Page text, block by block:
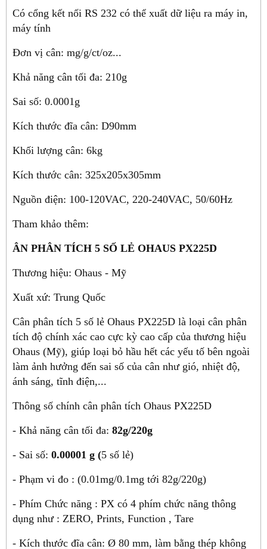
Có cổng kết nối RS 232 có thể xuất dữ liệu ra máy in,
máy tính
Đơn vị cân: mg/g/ct/oz...
Khả năng cân tối đa: 210g
Sai số: 0.0001g
Kích thước đĩa cân: D90mm
Khối lượng cân: 6kg
Kích thước cân: 325x205x305mm
Nguồn điện: 100-120VAC, 220-240VAC, 50/60Hz
Tham khảo thêm:
ÂN PHÂN TÍCH 5 SỐ LẺ OHAUS PX225D
Thương hiệu: Ohaus - Mỹ
Xuất xứ: Trung Quốc
Cân phân tích 5 số lẻ Ohaus PX225D là loại cân phân
tích độ chính xác cao cực kỳ cao cấp của thương hiệu
Ohaus (Mỹ), giúp loại bỏ hầu hết các yếu tố bên ngoài
làm ảnh hưởng đến sai số của cân như gió, nhiệt độ,
ánh sáng, tĩnh điện,...
Thông số chính cân phân tích Ohaus PX225D
- Khả năng cân tối đa: 82g/220g
- Sai số: 0.00001 g (5 số lẻ)
- Phạm vi đo : (0.01mg/0.1mg tới 82g/220g)
- Phím Chức năng : PX có 4 phím chức năng thông
dụng như : ZERO, Prints, Function , Tare
- Kích thước đĩa cân: Ø 80 mm, làm bằng thép không